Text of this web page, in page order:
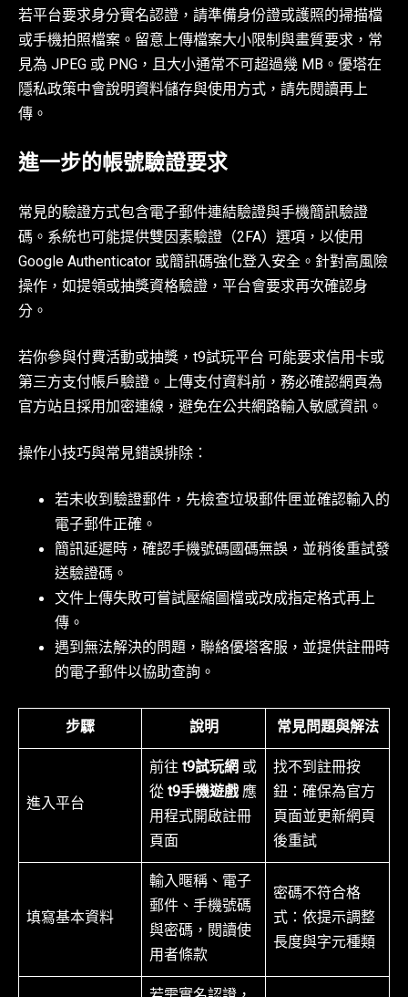
若平台要求身分實名認證，請準備身份證或護照的掃描檔
或手機拍照檔案。留意上傳檔案大小限制與畫質要求，常
見為 JPEG 或 PNG，且大小通常不可超過幾 MB。優塔在
隱私政策中會說明資料儲存與使用方式，請先閱讀再上
傳。
進一步的帳號驗證要求
常見的驗證方式包含電子郵件連結驗證與手機簡訊驗證
碼。系統也可能提供雙因素驗證（2FA）選項，以使用
Google Authenticator 或簡訊碼強化登入安全。針對高風險
操作，如提領或抽獎資格驗證，平台會要求再次確認身
分。
若你參與付費活動或抽獎，t9試玩平台 可能要求信用卡或
第三方支付帳戶驗證。上傳支付資料前，務必確認網頁為
官方站且採用加密連線，避免在公共網路輸入敏感資訊。
操作小技巧與常見錯誤排除：
若未收到驗證郵件，先檢查垃圾郵件匣並確認輸入的
電子郵件正確。
簡訊延遲時，確認手機號碼國碼無誤，並稍後重試發
送驗證碼。
文件上傳失敗可嘗試壓縮圖檔或改成指定格式再上
傳。
遇到無法解決的問題，聯絡優塔客服，並提供註冊時
的電子郵件以協助查詢。
步驟 說明 常見問題與解法
進入平台
前往t9試玩網 或
從t9手機遊戲應
用程式開啟註冊
頁面
找不到註冊按
鈕：確保為官方
頁面並更新網頁
後重試
填寫基本資料
輸入暱稱、電子
郵件、手機號碼
與密碼，閱讀使
用者條款
密碼不符合格
式：依提示調整
長度與字元種類